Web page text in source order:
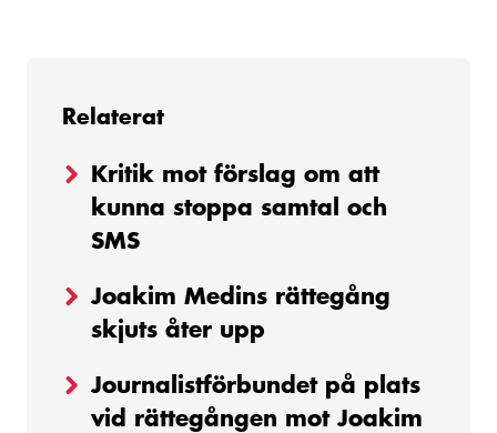
Relaterat
Kritik mot förslag om att
kunna stoppa samtal och
SMS
Joakim Medins rättegång
skjuts åter upp
Journalistförbundet på plats
vid rättegången mot Joakim